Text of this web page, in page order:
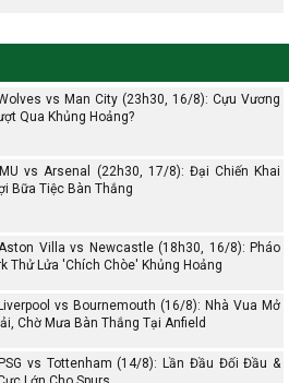
vs Man City (23h30, 16/8): Cựu Vương
Qua Khủng Hoảng?
vs Arsenal (22h30, 17/8): Đại Chiến Khai
Bữa Tiệc Bàn Thắng
Villa vs Newcastle (18h30, 16/8): Pháo
Thử Lửa 'Chích Chòe' Khủng Hoảng
vs Bournemouth (16/8): Nhà Vua Mở
Chờ Mưa Bàn Thắng Tại Anfield
vs Tottenham (14/8): Lần Đầu Đối Đầu &